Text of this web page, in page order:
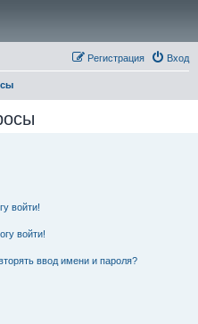
Вход
Регистрация
войти!
войти!
ввод имени и пароля?